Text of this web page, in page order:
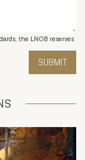
the LNOB reserves